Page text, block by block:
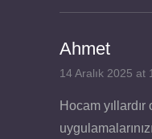
Ahmet
14 Aralık 2025 at
Hocam yıllardır